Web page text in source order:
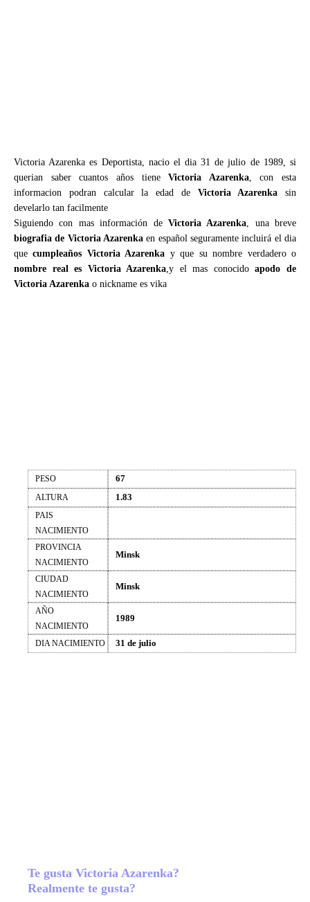
Victoria Azarenka es Deportista, nacio el dia 31 de julio de 1989, si
querian saber cuantos años tieneVictoria Azarenka, con esta
informacion podran calcular la edad de Victoria Azarenka sin
develarlo tan facilmente
Siguiendo con mas información de Victoria Azarenka, una breve
biografia de Victoria Azarenka en español seguramente incluirá el dia
quecumpleaños Victoria Azarenka y que su nombre verdadero o
nombre real es Victoria Azarenka,y el mas conocidoapodo de
Victoria Azarenka o nickname es vika
PESO 67
ALTURA 1.83
PAIS
NACIMIENTO
PROVINCIA
NACIMIENTO
Minsk
CIUDAD
NACIMIENTO
Minsk
AÑO
NACIMIENTO
1989
DIA NACIMIENTO 31 de julio
Te gusta Victoria Azarenka?
Realmente te gusta?